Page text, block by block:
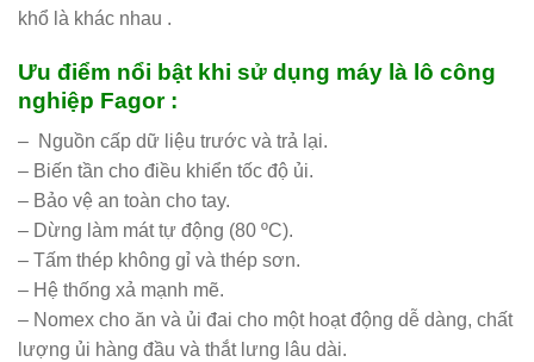
khổ là khác nhau .
Ưu điểm nổi bật khi sử dụng máy là lô công
nghiệp Fagor :
– Nguồn cấp dữ liệu trước và trả lại.
– Biến tần cho điều khiển tốc độ ủi.
– Bảo vệ an toàn cho tay.
– Dừng làm mát tự động (80 ºC).
– Tấm thép không gỉ và thép sơn.
– Hệ thống xả mạnh mẽ.
– Nomex cho ăn và ủi đai cho một hoạt động dễ dàng, chất
lượng ủi hàng đầu và thắt lưng lâu dài.